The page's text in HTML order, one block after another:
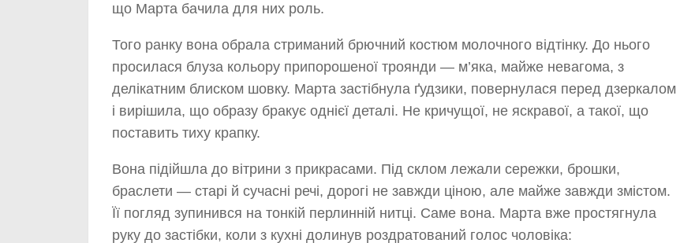
що Марта бачила для них роль.
Того ранку вона обрала стриманий брючний костюм молочного відтінку. До нього
просилася блуза кольору припорошеної троянди — м’яка, майже невагома, з
делікатним блиском шовку. Марта застібнула ґудзики, повернулася перед дзеркалом
і вирішила, що образу бракує однієї деталі. Не кричущої, не яскравої, а такої, що
поставить тиху крапку.
Вона підійшла до вітрини з прикрасами. Під склом лежали сережки, брошки,
браслети — старі й сучасні речі, дорогі не завжди ціною, але майже завжди змістом.
Її погляд зупинився на тонкій перлинній нитці. Саме вона. Марта вже простягнула
руку до застібки, коли з кухні долинув роздратований голос чоловіка: